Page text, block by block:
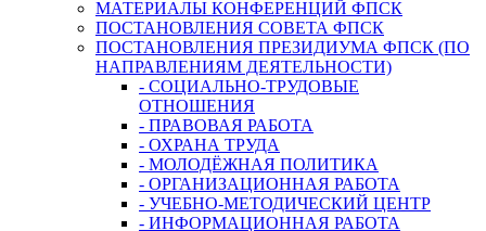
МАТЕРИАЛЫ КОНФЕРЕНЦИЙ ФПСК
ПОСТАНОВЛЕНИЯ СОВЕТА ФПСК
ПОСТАНОВЛЕНИЯ ПРЕЗИДИУМА ФПСК (ПО
НАПРАВЛЕНИЯМ ДЕЯТЕЛЬНОСТИ)
- СОЦИАЛЬНО-ТРУДОВЫЕ
ОТНОШЕНИЯ
- ПРАВОВАЯ РАБОТА
- ОХРАНА ТРУДА
- МОЛОДЁЖНАЯ ПОЛИТИКА
- ОРГАНИЗАЦИОННАЯ РАБОТА
- УЧЕБНО-МЕТОДИЧЕСКИЙ ЦЕНТР
- ИНФОРМАЦИОННАЯ РАБОТА